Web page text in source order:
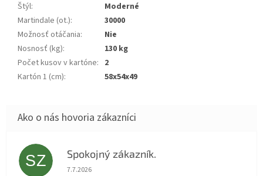
Štýl:
Moderné
Martindale (ot.):
30000
Možnosť otáčania:
Nie
Nosnosť (kg):
130 kg
Počet kusov v kartóne: 2
Kartón 1 (cm): 58x54x49
SZ Spokojný zákazník.
Hodnotenie obchodu je 5 z 5 hviezdičiek.
7.7.2026